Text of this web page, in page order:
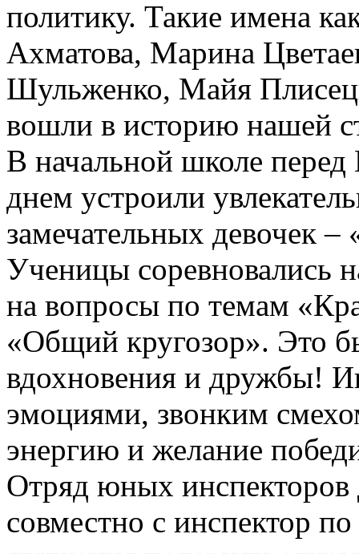
политику. Такие имена
Ахматова, Марина
Шульженко, Майя
вошли в историю нашей
В начальной школе
днем устроили
замечательных девочек
Ученицы соревновались
на вопросы по темам
«Общий кругозор». Это
вдохновения и дружбы!
эмоциями, звонким
энергию и желание
Отряд юных
совместно с инспектор